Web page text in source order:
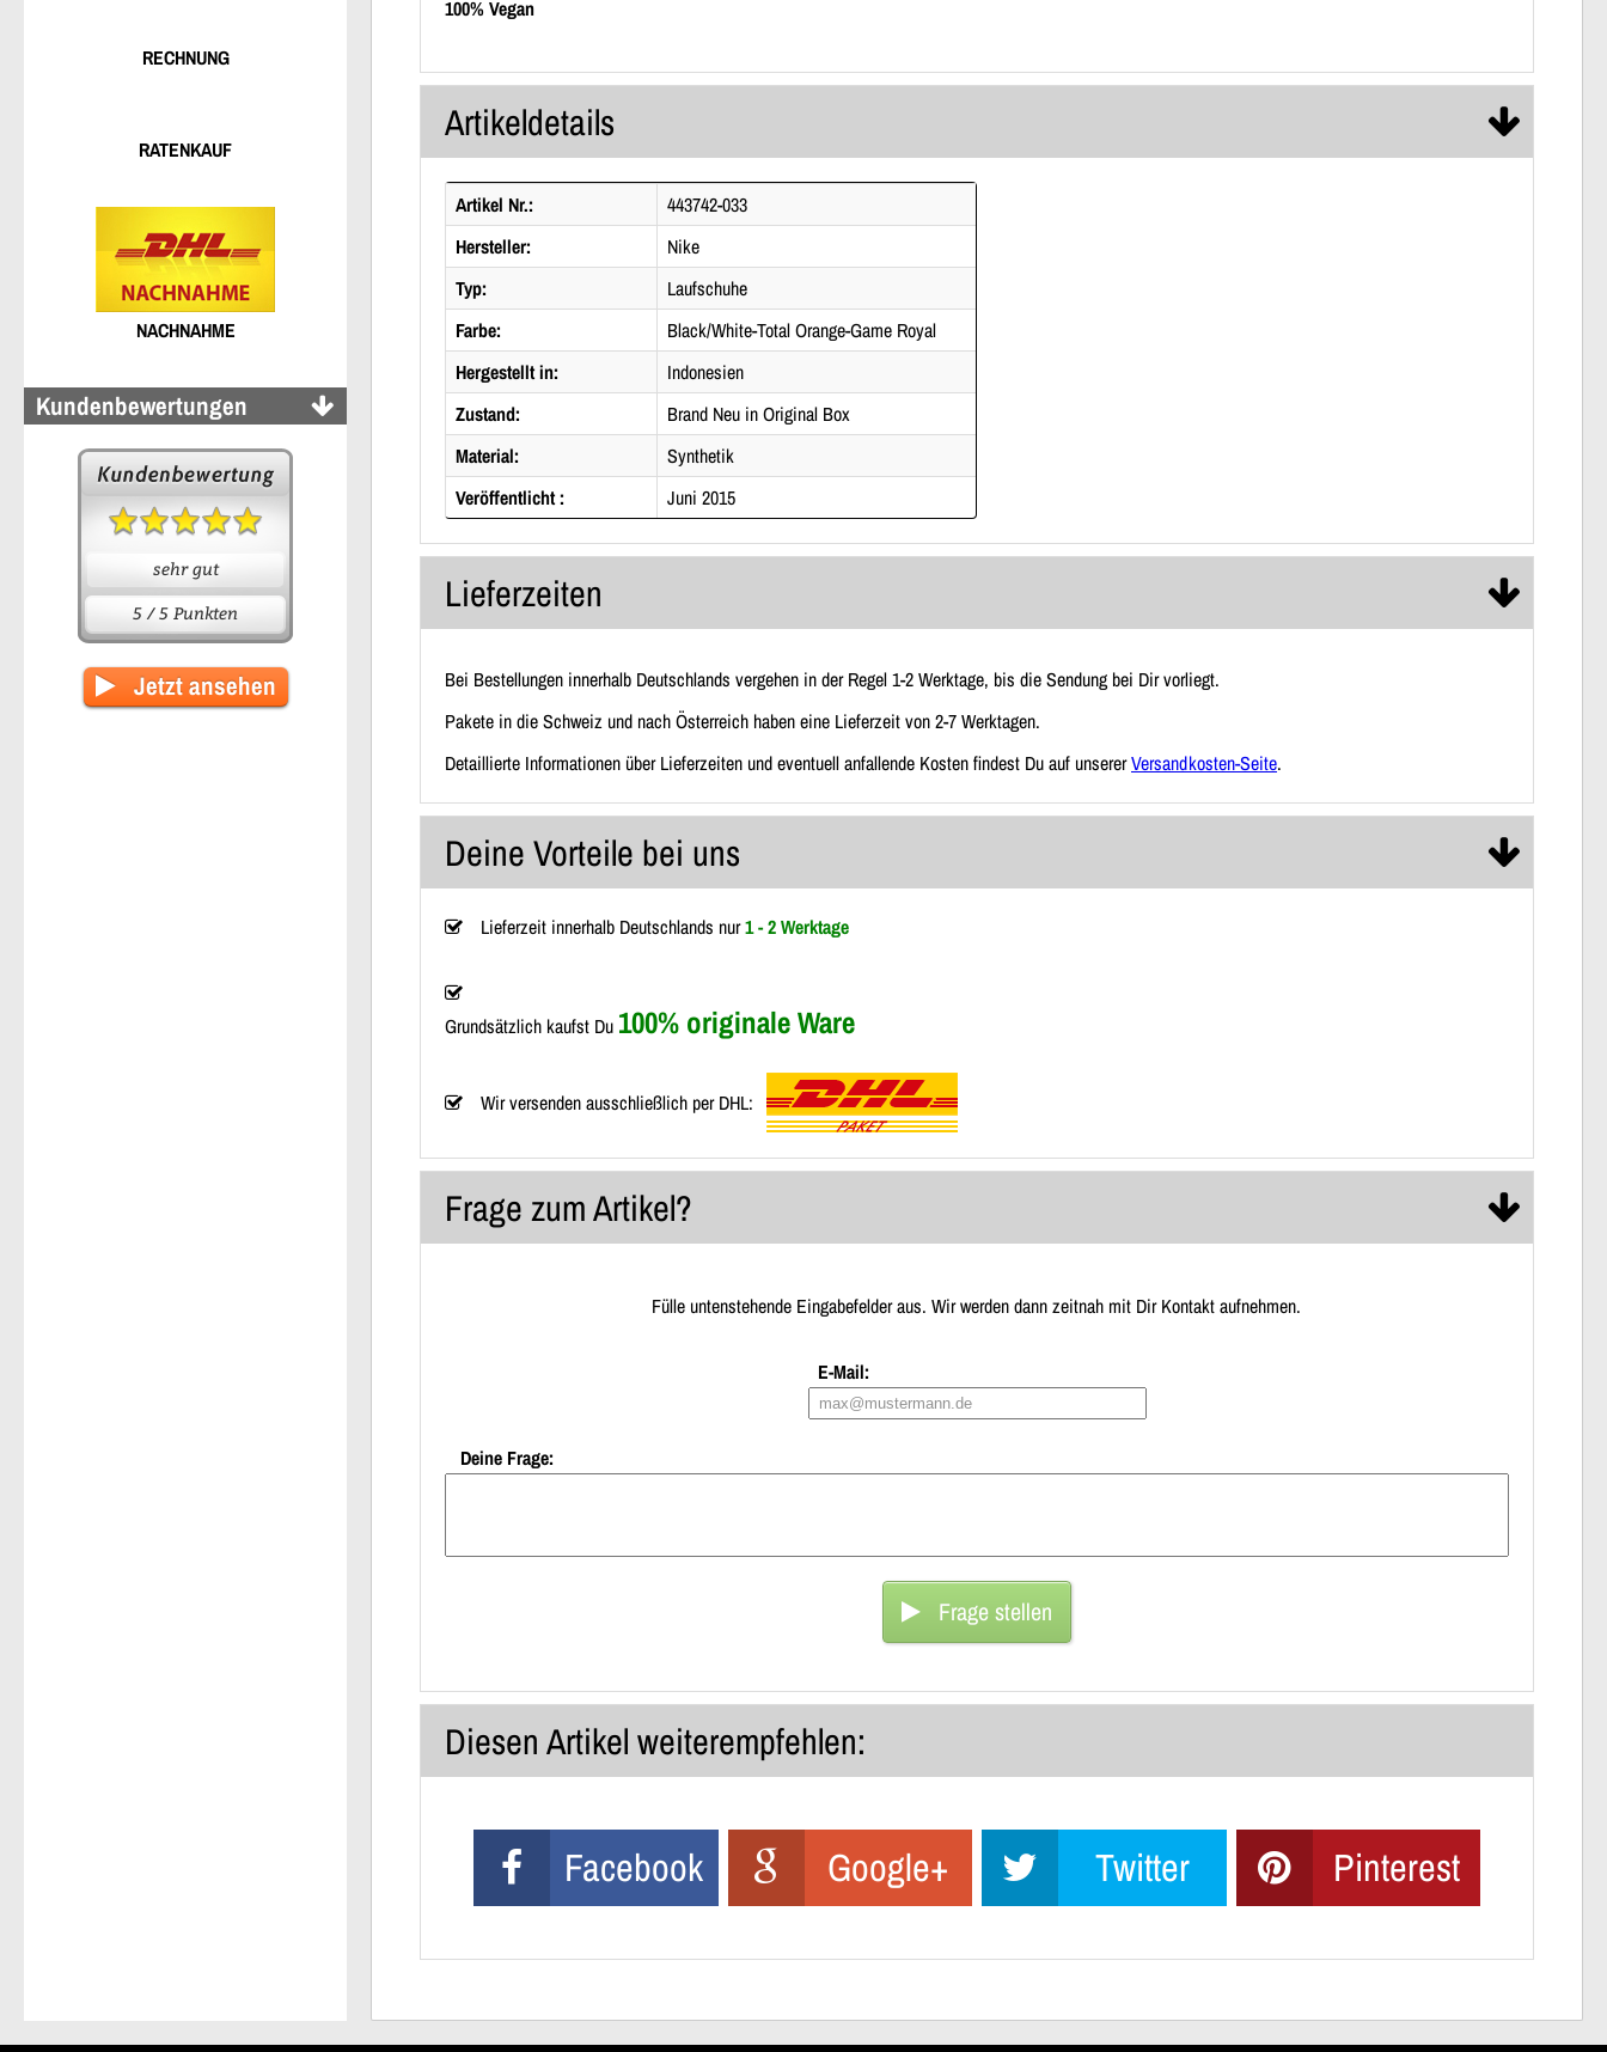
RECHNUNG
RATENKAUF
NACHNAHME
Kundenbewertungen
sehr gut
5 / 5 Punkten
Jetzt ansehen
100% Vegan
Artikeldetails
Artikel Nr.:
443742-033
Hersteller:
Nike
Typ:
Laufschuhe
Farbe:
Black/White-Total Orange-Game Royal
Hergestellt in:
Indonesien
Zustand:
Brand Neu in Original Box
Material:
Synthetik
Veröffentlicht :
Juni 2015
Lieferzeiten
Bei Bestellungen innerhalb Deutschlands vergehen in der Regel 1-2 Werktage, bis die Sendung bei Dir vorliegt.
Pakete in die Schweiz und nach Österreich haben eine Lieferzeit von 2-7 Werktagen.
Detaillierte Informationen über Lieferzeiten und eventuell anfallende Kosten findest Du auf unsererVersandkosten-Seite.
Deine Vorteile bei uns
Lieferzeit innerhalb Deutschlands nur1 - 2 Werktage
Grundsätzlich kaufst Du 100% originale Ware
Wir versenden ausschließlich per DHL:
Frage zum Artikel?
Fülle untenstehende Eingabefelder aus. Wir werden dann zeitnah mit Dir Kontakt aufnehmen.
E-Mail:
Deine Frage:
Frage stellen
Diesen Artikel weiterempfehlen:
Facebook Google+ Twitter Pinterest